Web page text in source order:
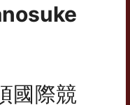
國際競